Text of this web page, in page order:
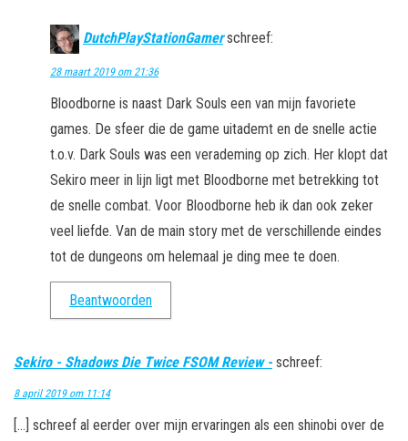
DutchPlayStationGamer schreef:
28 maart 2019 om 21:36
Bloodborne is naast Dark Souls een van mijn favoriete
games. De sfeer die de game uitademt en de snelle actie
t.o.v. Dark Souls was een verademing op zich. Her klopt dat
Sekiro meer in lijn ligt met Bloodborne met betrekking tot
de snelle combat. Voor Bloodborne heb ik dan ook zeker
veel liefde. Van de main story met de verschillende eindes
tot de dungeons om helemaal je ding mee te doen.
Beantwoorden
Sekiro - Shadows Die Twice FSOM Review - schreef:
8 april 2019 om 11:14
[…] schreef al eerder over mijn ervaringen als een shinobi over de